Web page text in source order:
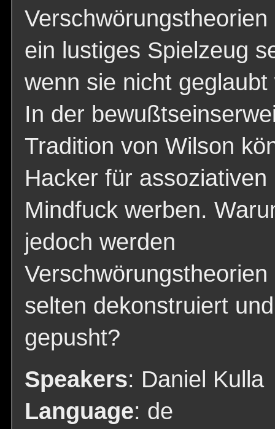
Verschwörungstheorien
ein lustiges Spielzeug
wenn sie nicht geglaubt
In der
Tradition von Wilson
Hacker für assoziativen
Mindfuck werben.
jedoch werden
Verschwörungstheorien
selten dekonstruiert
gepusht?
Speakers: Daniel Kulla
Language: de